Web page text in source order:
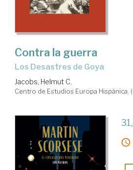
Contra la guerra
Los Desastres de Goya
Jacobs, Helmut C.
Centro de Estudios Europa Hispánica.